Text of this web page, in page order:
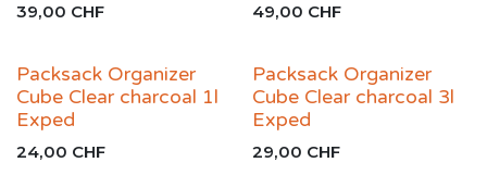
39,00 CHF 49,00 CHF
Packsack Organizer
Cube Clear charcoal 1l
Exped
24,00 CHF
Packsack Organizer
Cube Clear charcoal 3l
Exped
29,00 CHF